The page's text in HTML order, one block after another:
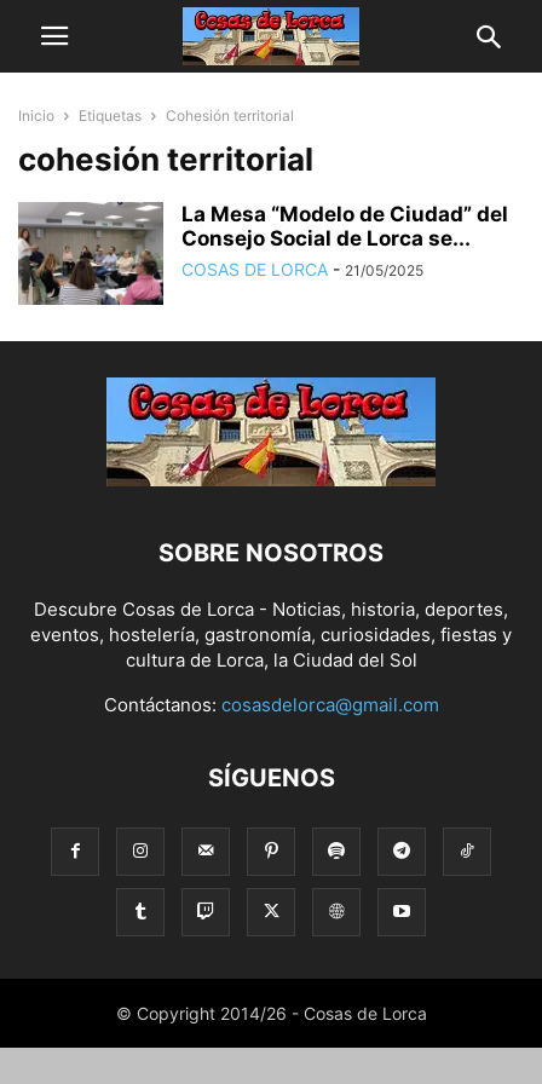
Inicio Etiquetas Cohesión territorial
cohesión territorial
La Mesa “Modelo de Ciudad” del
Consejo Social de Lorca se...
COSAS DE LORCA - 21/05/2025
SOBRE NOSOTROS
Descubre Cosas de Lorca - Noticias, historia, deportes,
eventos, hostelería, gastronomía, curiosidades, fiestas y
cultura de Lorca, la Ciudad del Sol
Contáctanos: cosasdelorca@gmail.com
SÍGUENOS
© Copyright 2014/26 - Cosas de Lorca